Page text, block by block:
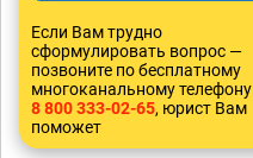
Если Вам трудно
сформулировать вопрос —
позвоните по бесплатному
многоканальному телефону
8 800 333-02-65, юрист Вам
поможет